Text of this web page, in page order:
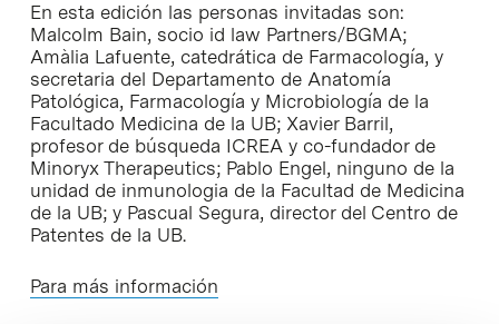
En esta edición las personas invitadas son:
Malcolm Bain, socio id law Partners/BGMA;
Amàlia Lafuente, catedrática de Farmacología, y
secretaria del Departamento de Anatomía
Patológica, Farmacología y Microbiología de la
Facultado Medicina de la UB; Xavier Barril,
profesor de búsqueda ICREA y co-fundador de
Minoryx Therapeutics; Pablo Engel, ninguno de la
unidad de inmunologia de la Facultad de Medicina
de la UB; y Pascual Segura, director del Centro de
Patentes de la UB.
Para más información